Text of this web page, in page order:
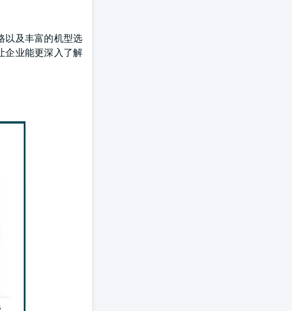
以及丰富的机型选
企业能更深入了解